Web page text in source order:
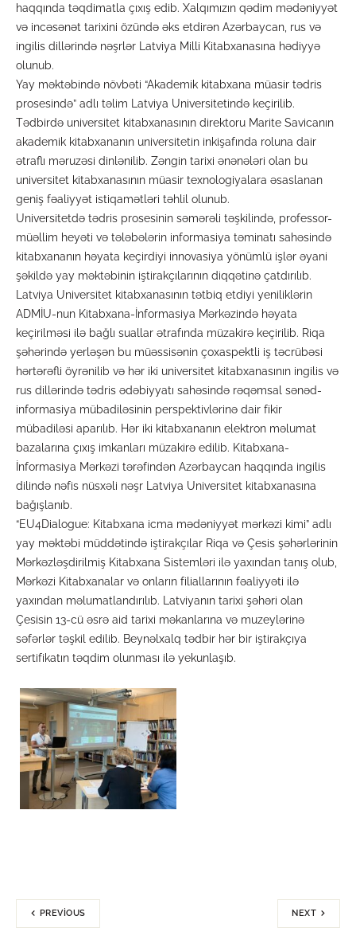
haqqında təqdimatla çıxış edib. Xalqımızın qədim mədəniyyət
və incəsənət tarixini özündə əks etdirən Azərbaycan, rus və
ingilis dillərində nəşrlər Latviya Milli Kitabxanasına hədiyyə
olunub.
Yay məktəbində növbəti “Akademik kitabxana müasir tədris
prosesində” adlı təlim Latviya Universitetində keçirilib.
Tədbirdə universitet kitabxanasının direktoru Marite Savicanın
akademik kitabxananın universitetin inkişafında roluna dair
ətraflı məruzəsi dinlənilib. Zəngin tarixi ənənələri olan bu
universitet kitabxanasının müasir texnologiyalara əsaslanan
geniş fəaliyyət istiqamətləri təhlil olunub.
Universitetdə tədris prosesinin səmərəli təşkilində, professor-
müəllim heyəti və tələbələrin informasiya təminatı sahəsində
kitabxananın həyata keçirdiyi innovasiya yönümlü işlər əyani
şəkildə yay məktəbinin iştirakçılarının diqqətinə çatdırılıb.
Latviya Universitet kitabxanasının tətbiq etdiyi yeniliklərin
ADMİU-nun Kitabxana-İnformasiya Mərkəzində həyata
keçirilməsi ilə bağlı suallar ətrafında müzakirə keçirilib. Riqa
şəhərində yerləşən bu müəssisənin çoxaspektli iş təcrübəsi
hərtərəfli öyrənilib və hər iki universitet kitabxanasının ingilis və
rus dillərində tədris ədəbiyyatı sahəsində rəqəmsal sənəd-
informasiya mübadiləsinin perspektivlərinə dair fikir
mübadiləsi aparılıb. Hər iki kitabxananın elektron məlumat
bazalarına çıxış imkanları müzakirə edilib. Kitabxana-
İnformasiya Mərkəzi tərəfindən Azərbaycan haqqında ingilis
dilində nəfis nüsxəli nəşr Latviya Universitet kitabxanasına
bağışlanıb.
“EU4Dialogue: Kitabxana icma mədəniyyət mərkəzi kimi” adlı
yay məktəbi müddətində iştirakçılar Riqa və Çesis şəhərlərinin
Mərkəzləşdirilmiş Kitabxana Sistemləri ilə yaxından tanış olub,
Mərkəzi Kitabxanalar və onların filiallarının fəaliyyəti ilə
yaxından məlumatlandırılıb. Latviyanın tarixi şəhəri olan
Çesisin 13-cü əsrə aid tarixi məkanlarına və muzeylərinə
səfərlər təşkil edilib. Beynəlxalq tədbir hər bir iştirakçıya
sertifikatın təqdim olunması ilə yekunlaşıb.
PREVIOUS NEXT